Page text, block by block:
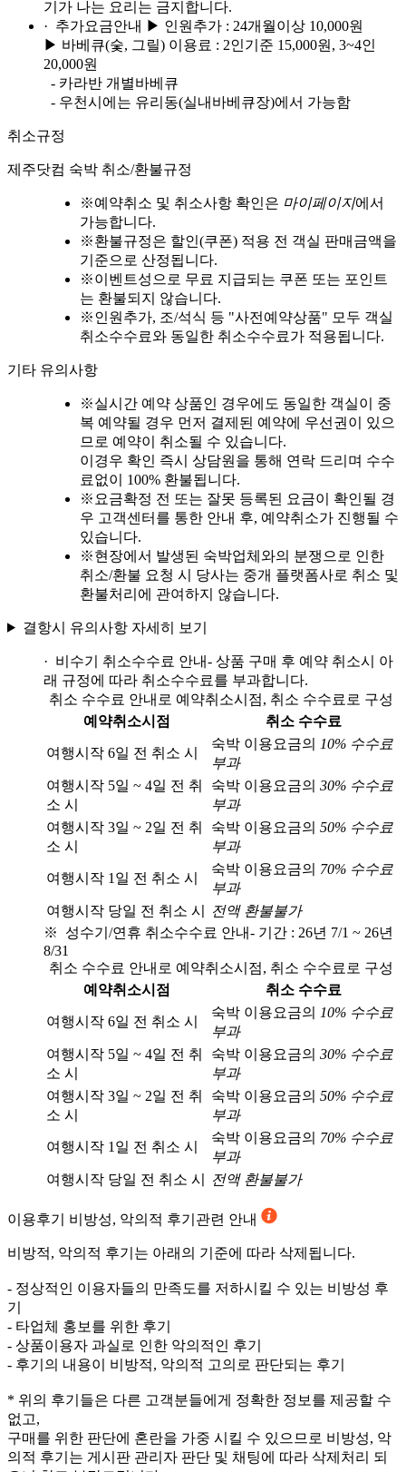
기가 나는 요리는 금지합니다.
· 추가요금안내 ▶ 인원추가 : 24개월이상 10,000원
▶ 바베큐(숯, 그릴) 이용료 : 2인기준 15,000원, 3~4인
20,000원
- 카라반 개별바베큐
- 우천시에는 유리동(실내바베큐장)에서 가능함
취소규정
제주닷컴 숙박 취소/환불규정
※예약취소 및 취소사항 확인은 마이페이지에서
가능합니다.
※환불규정은 할인(쿠폰) 적용 전 객실 판매금액을
기준으로 산정됩니다.
※이벤트성으로 무료 지급되는 쿠폰 또는 포인트
는 환불되지 않습니다.
※인원추가, 조/석식 등 "사전예약상품" 모두 객실
취소수수료와 동일한 취소수수료가 적용됩니다.
기타 유의사항
※실시간 예약 상품인 경우에도 동일한 객실이 중
복 예약될 경우 먼저 결제된 예약에 우선권이 있으
므로 예약이 취소될 수 있습니다.
이경우 확인 즉시 상담원을 통해 연락 드리며 수수
료없이 100% 환불됩니다.
※ 요금확정 전 또는 잘못 등록된 요금이 확인될 경
우 고객센터를 통한 안내 후, 예약취소가 진행될 수
있습니다.
※현장에서 발생된 숙박업체와의 분쟁으로 인한
취소/환불 요청 시 당사는 중개 플랫폼사로 취소 및
환불처리에 관여하지 않습니다.
결항시 유의사항 자세히 보기
· 비수기 취소수수료 안내- 상품 구매 후 예약 취소시 아
래 규정에 따라 취소수수료를 부과합니다.
취소 수수료 안내로 예약취소시점, 취소 수수료로 구성
예약취소시점
취소 수수료
여행시작 6일 전 취소 시
숙박 이용요금의 10% 수수료
부과
여행시작 5일 ~ 4일 전 취
소 시
숙박 이용요금의 30% 수수료
부과
여행시작 3일 ~ 2일 전 취
소 시
숙박 이용요금의 50% 수수료
부과
여행시작 1일 전 취소 시
숙박 이용요금의 70% 수수료
부과
여행시작 당일 전 취소 시
전액 환불불가
※ 성수기/연휴 취소수수료 안내- 기간 : 26년 7/1 ~ 26년
8/31
취소 수수료 안내로 예약취소시점, 취소 수수료로 구성
예약취소시점
취소 수수료
여행시작 6일 전 취소 시
숙박 이용요금의 10% 수수료
부과
여행시작 5일 ~ 4일 전 취
소 시
숙박 이용요금의 30% 수수료
부과
여행시작 3일 ~ 2일 전 취
소 시
숙박 이용요금의 50% 수수료
부과
여행시작 1일 전 취소 시
숙박 이용요금의 70% 수수료
부과
여행시작 당일 전 취소 시
전액 환불불가
이용후기 비방성, 악의적 후기관련 안내
비방적, 악의적 후기는 아래의 기준에 따라 삭제됩니다.
- 정상적인 이용자들의 만족도를 저하시킬 수 있는 비방성 후
기
- 타업체 홍보를 위한 후기
- 상품이용자 과실로 인한 악의적인 후기
- 후기의 내용이 비방적, 악의적 고의로 판단되는 후기
* 위의 후기들은 다른 고객분들에게 정확한 정보를 제공할 수
없고,
구매를 위한 판단에 혼란을 가중 시킬 수 있으므로 비방성, 악
의적 후기는 게시판 관리자 판단 및 채팅에 따라 삭제처리 되